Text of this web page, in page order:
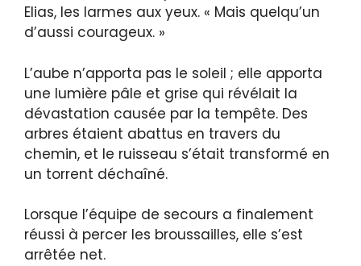
Elias, les larmes aux yeux. « Mais quelqu’un
d’aussi courageux. »
L’aube n’apporta pas le soleil ; elle apporta
une lumière pâle et grise qui révélait la
dévastation causée par la tempête. Des
arbres étaient abattus en travers du
chemin, et le ruisseau s’était transformé en
un torrent déchaîné.
Lorsque l’équipe de secours a finalement
réussi à percer les broussailles, elle s’est
arrêtée net.